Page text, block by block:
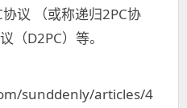
议 （或称递归2PC协
（D2PC）等。
sunddenly/articles/4